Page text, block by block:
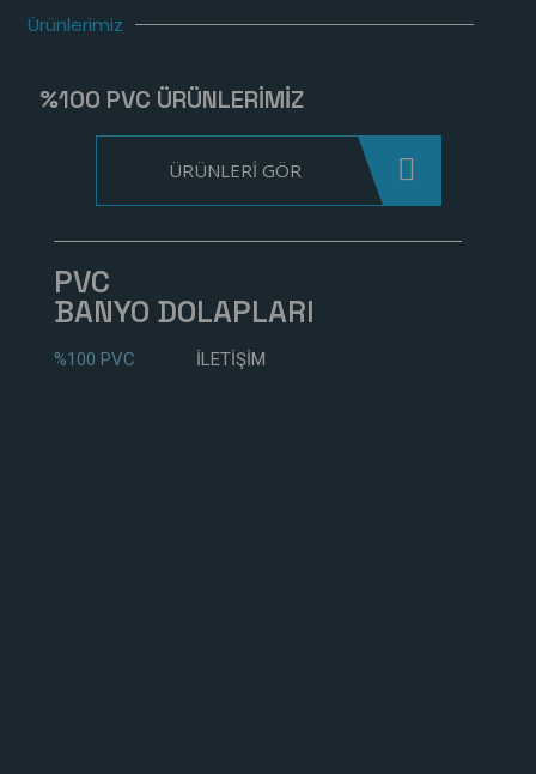
Ürünlerimiz
%100 PVC ÜRÜNLERİMİZ
ÜRÜNLERİ GÖR
PVC
BANYO DOLAPLARI
%100 PVC İLETİŞİM